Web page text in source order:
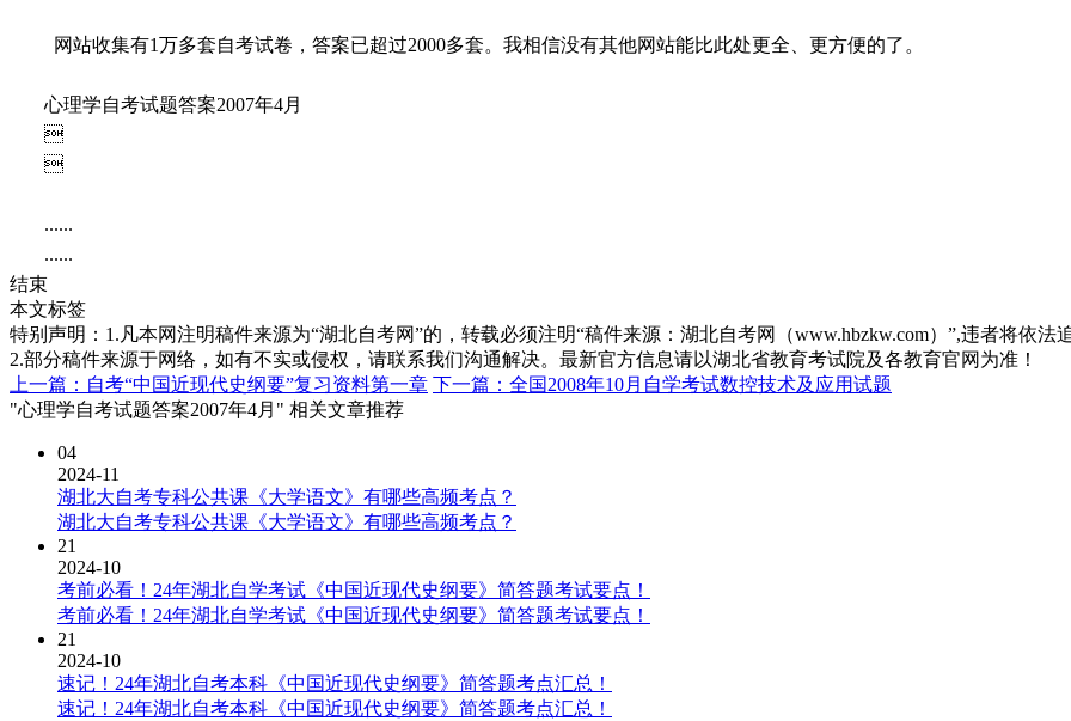
网站收集有1万多套自考试卷，答案已超过2000多套。我相信没有其他网站能比此处更全、更方便的了。
心理学自考试题答案2007年4月


......
......
结束
本文标签
特别声明：1.凡本网注明稿件来源为“湖北自考网”的，转载必须注明“稿件来源：湖北自考网（www.hbzkw.com）”,违者将依法
2.部分稿件来源于网络，如有不实或侵权，请联系我们沟通解决。最新官方信息请以湖北省教育考试院及各教育官网为准！
上一篇：自考“中国近现代史纲要”复习资料第一章 下一篇：全国2008年10月自学考试数控技术及应用试题
"心理学自考试题答案2007年4月" 相关文章推荐
04
2024-11
湖北大自考专科公共课《大学语文》有哪些高频考点？
湖北大自考专科公共课《大学语文》有哪些高频考点？
21
2024-10
考前必看！24年湖北自学考试《中国近现代史纲要》简答题考试要点！
考前必看！24年湖北自学考试《中国近现代史纲要》简答题考试要点！
21
2024-10
速记！24年湖北自考本科《中国近现代史纲要》简答题考点汇总！
速记！24年湖北自考本科《中国近现代史纲要》简答题考点汇总！